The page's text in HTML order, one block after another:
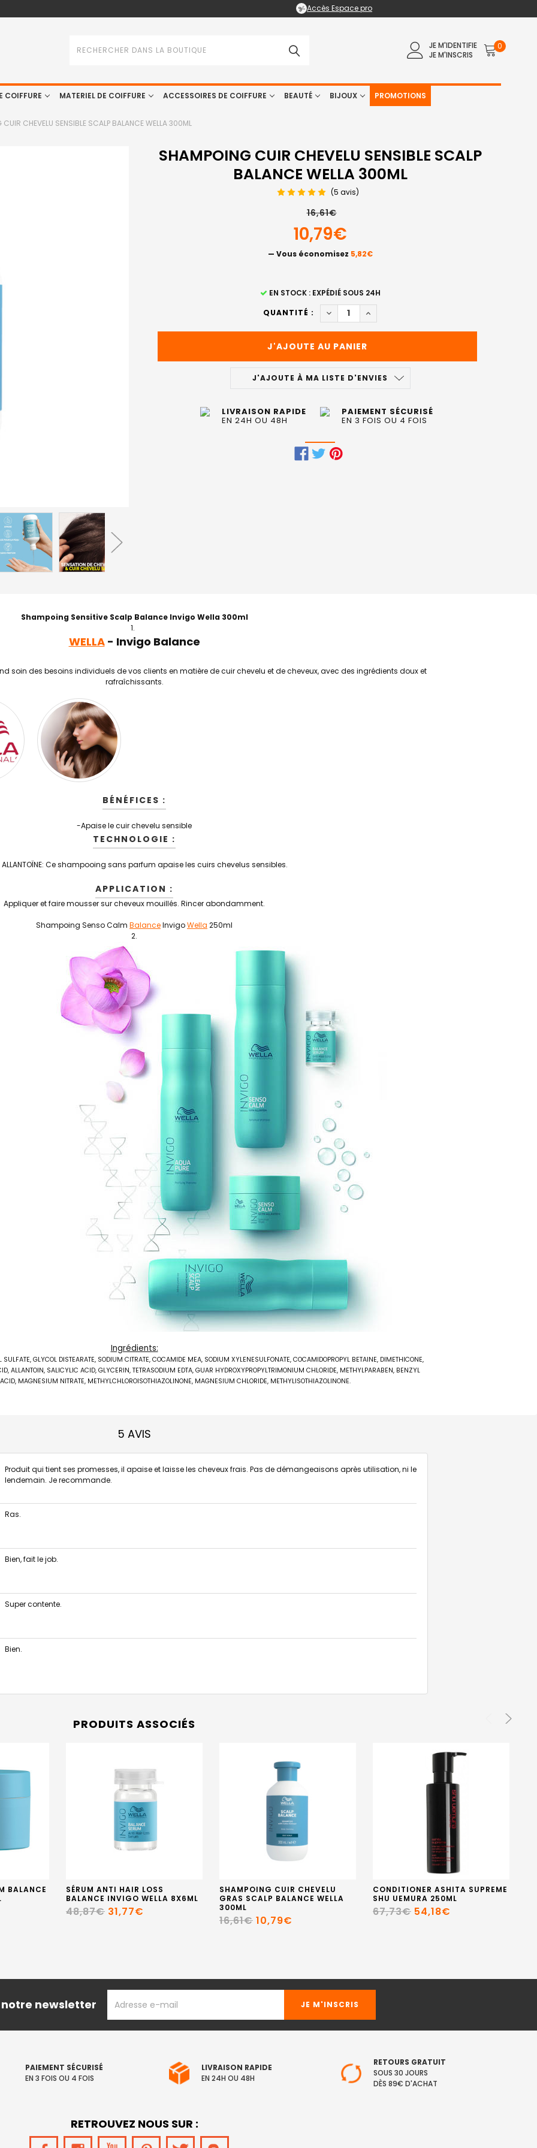
Accès Espace pro
JE M'IDENTIFIE
JE M'INSCRIS
0
COIFFURE MATERIEL DE COIFFURE ACCESSOIRES DE COIFFURE BEAUTÉ BIJOUX PROMOTIONS
CUIR CHEVELU SENSIBLE SCALP BALANCE WELLA 300ML
SHAMPOING CUIR CHEVELU SENSIBLE SCALP
BALANCE WELLA 300ML
(5 avis)
16,61€
10,79€
— Vous économisez 5,82€
EN STOCK : EXPÉDIÉ SOUS 24H
QUANTITÉ :
DIMINUER LA QUANTITÉ DE SHAMPOING CUIR
AUGMENTER LA QUANTITÉ DE
J'AJOUTE À MA LISTE D'ENVIES
LIVRAISON RAPIDE
EN 24H OU 48H
PAIEMENT SÉCURISÉ
EN 3 FOIS OU 4 FOIS
Shampoing Sensitive Scalp Balance Invigo Wella 300ml
WELLA- Invigo Balance
soin des besoins individuels de vos clients en matière de cuir chevelu et de cheveux, avec des ingrédients doux et
rafraîchissants.
BÉNÉFICES :
-Apaise le cuir chevelu sensible
TECHNOLOGIE :
ALLANTOÏNE: Ce shampooing sans parfum apaise les cuirs chevelus sensibles.
APPLICATION :
Appliquer et faire mousser sur cheveux mouillés. Rincer abondamment.
Shampoing Senso Calm BalanceInvigoWella 250ml
Ingrédients:
GLYCOL DISTEARATE, SODIUM CITRATE, COCAMIDE MEA, SODIUM XYLENESULFONATE, COCAMIDOPROPYL BETAINE, DIMETHICONE,
ALLANTOIN, SALICYLIC ACID, GLYCERIN, TETRASODIUM EDTA, GUAR HYDROXYPROPYLTRIMONIUM CHLORIDE, METHYLPARABEN, BENZYL
MAGNESIUM NITRATE, METHYLCHLOROISOTHIAZOLINONE, MAGNESIUM CHLORIDE, METHYLISOTHIAZOLINONE.
5 AVIS
Produit qui tient ses promesses, il apaise et laisse les cheveux frais. Pas de démangeaisons après utilisation, ni le
lendemain. Je recommande.
Ras.
Bien, fait le job.
Super contente.
Bien.
PRODUITS ASSOCIÉS
BALANCE
SÉRUM ANTI HAIR LOSS
BALANCE INVIGO WELLA 8X6ML
48,87€ 31,77€
SHAMPOING CUIR CHEVELU
GRAS SCALP BALANCE WELLA
300ML
16,61€ 10,79€
CONDITIONER ASHITA SUPREME
SHU UEMURA 250ML
67,73€ 54,18€
newsletter
EMAIL
PAIEMENT SÉCURISÉ
EN 3 FOIS OU 4 FOIS
LIVRAISON RAPIDE
EN 24H OU 48H
RETOURS GRATUIT
SOUS 30 JOURS
DÈS 89€ D'ACHAT
RETROUVEZ NOUS SUR :